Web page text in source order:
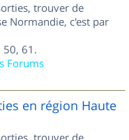
trouver de
Normandie, c'est par
50, 61.
Forums
en région Haute
trouver de